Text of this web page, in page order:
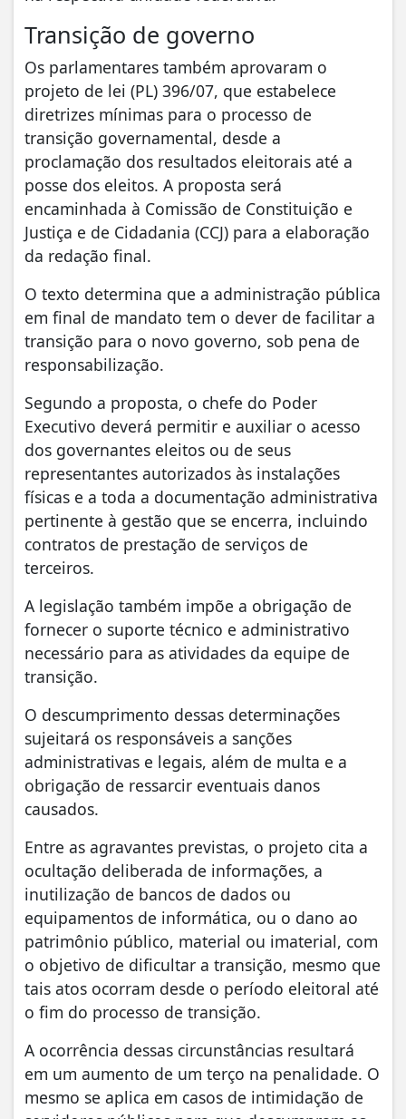
Transição de governo
Os parlamentares também aprovaram o
projeto de lei (PL) 396/07, que estabelece
diretrizes mínimas para o processo de
transição governamental, desde a
proclamação dos resultados eleitorais até a
posse dos eleitos. A proposta será
encaminhada à Comissão de Constituição e
Justiça e de Cidadania (CCJ) para a elaboração
da redação final.
O texto determina que a administração pública
em final de mandato tem o dever de facilitar a
transição para o novo governo, sob pena de
responsabilização.
Segundo a proposta, o chefe do Poder
Executivo deverá permitir e auxiliar o acesso
dos governantes eleitos ou de seus
representantes autorizados às instalações
físicas e a toda a documentação administrativa
pertinente à gestão que se encerra, incluindo
contratos de prestação de serviços de
terceiros.
A legislação também impõe a obrigação de
fornecer o suporte técnico e administrativo
necessário para as atividades da equipe de
transição.
O descumprimento dessas determinações
sujeitará os responsáveis a sanções
administrativas e legais, além de multa e a
obrigação de ressarcir eventuais danos
causados.
Entre as agravantes previstas, o projeto cita a
ocultação deliberada de informações, a
inutilização de bancos de dados ou
equipamentos de informática, ou o dano ao
patrimônio público, material ou imaterial, com
o objetivo de dificultar a transição, mesmo que
tais atos ocorram desde o período eleitoral até
o fim do processo de transição.
A ocorrência dessas circunstâncias resultará
em um aumento de um terço na penalidade. O
mesmo se aplica em casos de intimidação de